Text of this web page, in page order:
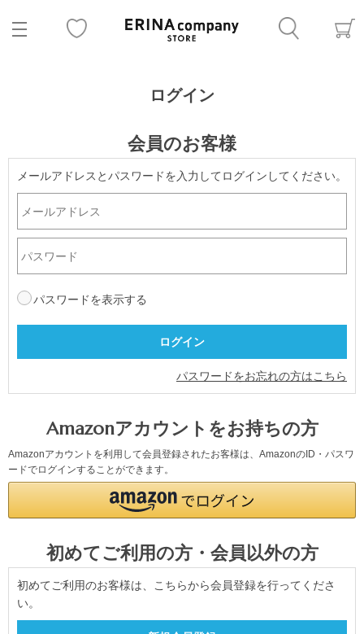
ログイン
会員のお客様
メールアドレスとパスワードを入力してログインしてください。
パスワードを表示する
パスワードをお忘れの方はこちら
Amazonアカウントをお持ちの方
Amazonアカウントを利用して会員登録されたお客様は、AmazonのID・パスワ
ードでログインすることができます。
初めてご利用の方・会員以外の方
初めてご利用のお客様は、こちらから会員登録を行ってくださ
い。